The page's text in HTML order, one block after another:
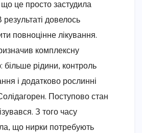
це просто застудила
результаті довелось
повноцінне лікування.
комплексну
більше рідини, контроль
і додатково рослинні
Поступово стан
З того часу
що нирки потребують